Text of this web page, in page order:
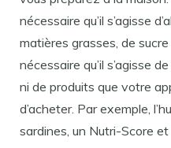
nécessaire qu’il s’agisse
matières grasses, de sucre
nécessaire qu’il s’agisse
ni de produits que votre
d’acheter. Par exemple,
sardines, un Nutri-Score